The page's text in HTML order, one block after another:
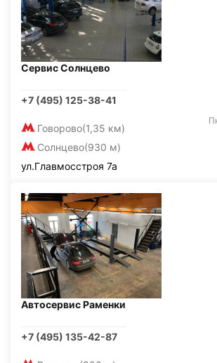
Сервис Солнцево
+7 (495) 125-38-41
Говорово(1,35 км)
Солнцево(930 м)
ул.Главмосстроя 7а
Автосервис Раменки
+7 (495) 135-42-87